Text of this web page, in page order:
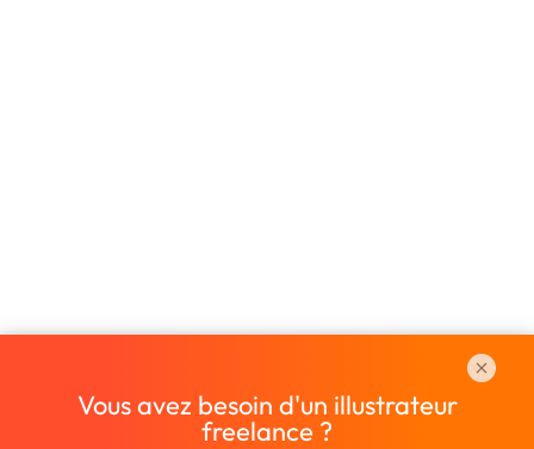
Vous avez besoin d'un illustrateur
freelance ?